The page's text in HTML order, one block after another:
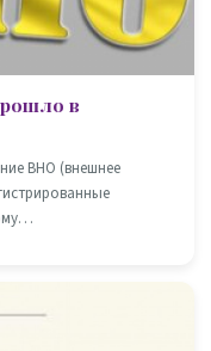
в
ВНО (внешнее